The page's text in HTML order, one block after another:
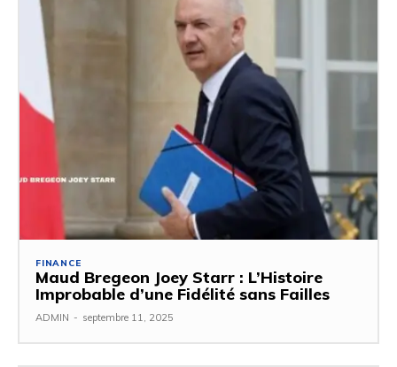
FINANCE
Maud Bregeon Joey Starr : L’Histoire
Improbable d’une Fidélité sans Failles
ADMIN - septembre 11, 2025